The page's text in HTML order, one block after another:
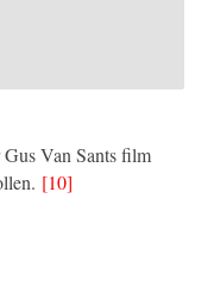
Gus Van Sants film
[10]